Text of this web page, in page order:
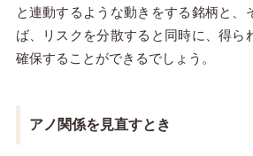
と連動するような動きをする銘柄と、
ば、リスクを分散すると同時に、得ら
確保することができるでしょう。
アノ関係を見直すとき